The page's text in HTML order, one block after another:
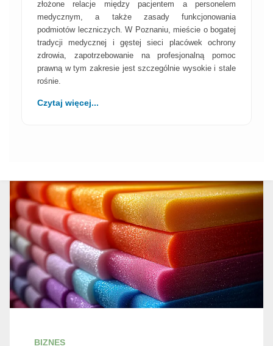
złożone relacje między pacjentem a personelem
medycznym, a także zasady funkcjonowania
podmiotów leczniczych. W Poznaniu, mieście o bogatej
tradycji medycznej i gęstej sieci placówek ochrony
zdrowia, zapotrzebowanie na profesjonalną pomoc
prawną w tym zakresie jest szczególnie wysokie i stale
rośnie.
Czytaj więcej...
BIZNES